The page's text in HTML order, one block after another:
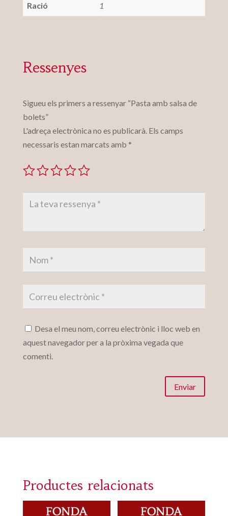
Ració 1
Ressenyes
Sigueu els primers a ressenyar “Pasta amb salsa de
bolets”
L'adreça electrònica no es publicarà. Els camps
necessaris estan marcats amb *
Desa el meu nom, correu electrònic i lloc web en
aquest navegador per a la pròxima vegada que
comenti.
Enviar
Productes relacionats